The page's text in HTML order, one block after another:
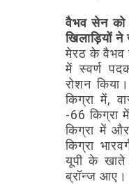
वैभव सेनको
खिलाड़ियोंने
मेरठ केवैभव
में स्वर्ण
रोशन किया।
किग्रा में,
-66 किग्रा
किग्रा मेंऔर
किग्रा
यूपी के खाते
ब्रॉन्ज आए।